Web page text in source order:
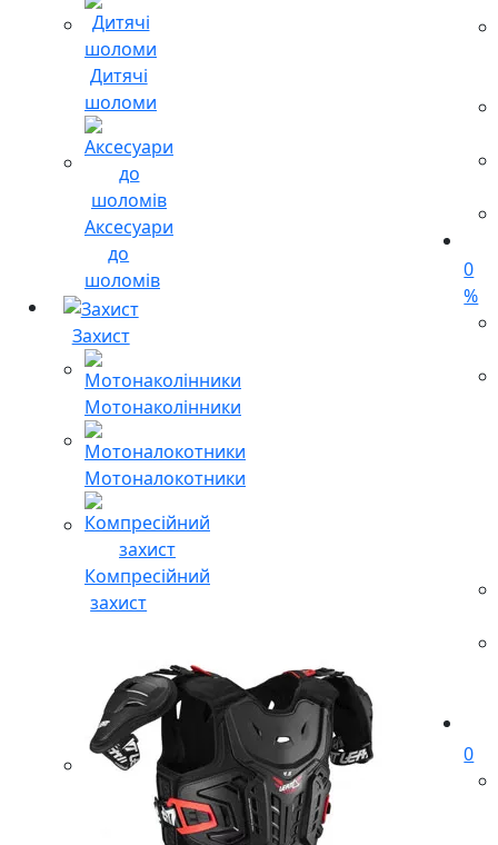
Дитячі
шоломи
Аксесуари
до
шоломів
Захист
Мотонаколінники
Мотоналокотники
Компресійний
захист
0
%
0